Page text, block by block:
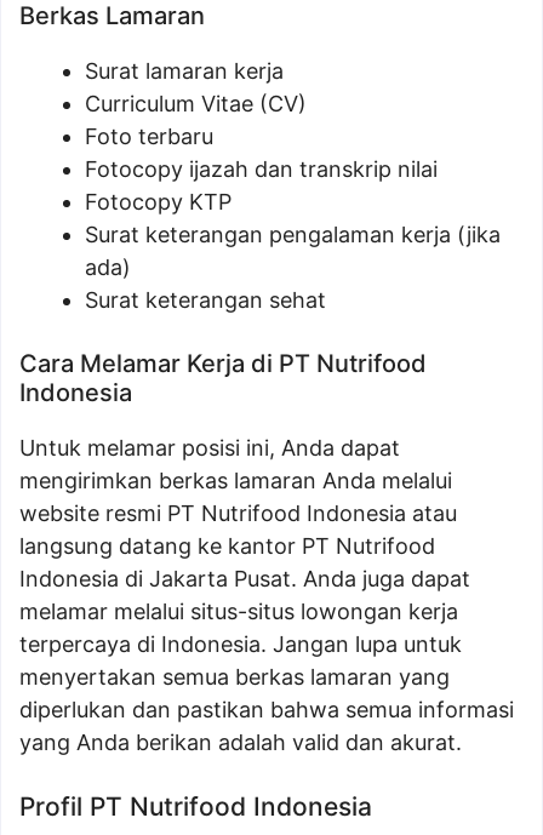
Berkas Lamaran
Surat lamaran kerja
Curriculum Vitae (CV)
Foto terbaru
Fotocopy ijazah dan transkrip nilai
Fotocopy KTP
Surat keterangan pengalaman kerja (jika
ada)
Surat keterangan sehat
Cara Melamar Kerja di PT Nutrifood
Indonesia
Untuk melamar posisi ini, Anda dapat
mengirimkan berkas lamaran Anda melalui
website resmi PT Nutrifood Indonesia atau
langsung datang ke kantor PT Nutrifood
Indonesia di Jakarta Pusat. Anda juga dapat
melamar melalui situs-situs lowongan kerja
terpercaya di Indonesia. Jangan lupa untuk
menyertakan semua berkas lamaran yang
diperlukan dan pastikan bahwa semua informasi
yang Anda berikan adalah valid dan akurat.
Profil PT Nutrifood Indonesia